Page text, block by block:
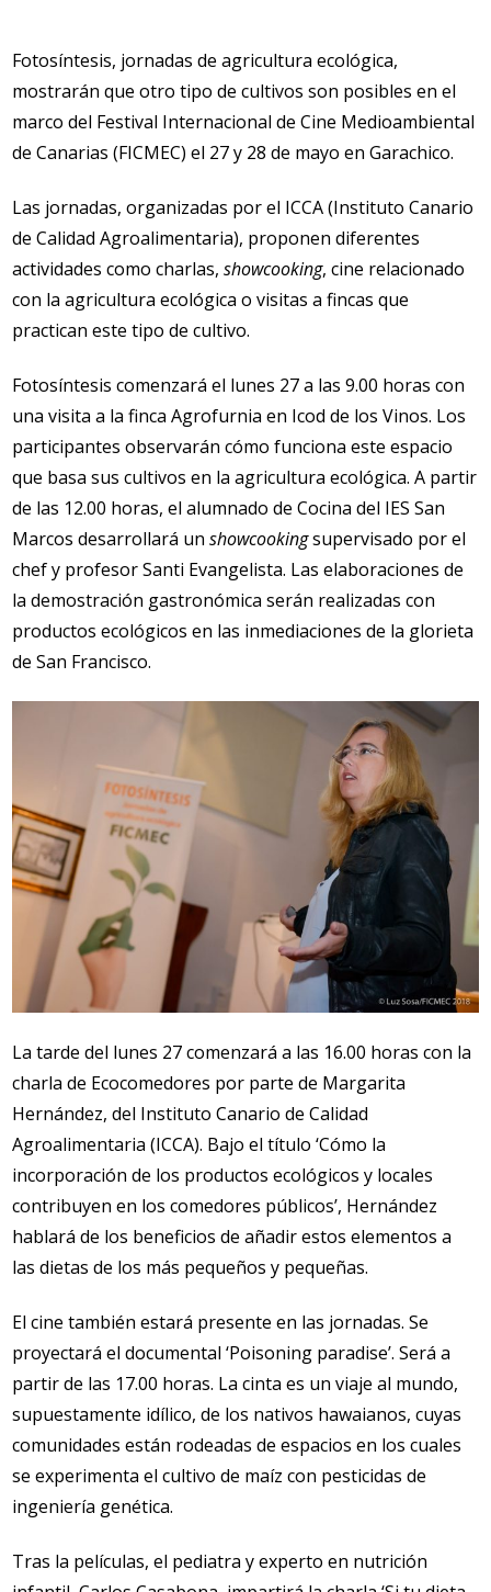
Fotosíntesis, jornadas de agricultura ecológica,
mostrarán que otro tipo de cultivos son posibles en el
marco del Festival Internacional de Cine Medioambiental
de Canarias (FICMEC) el 27 y 28 de mayo en Garachico.
Las jornadas, organizadas por el ICCA (Instituto Canario
de Calidad Agroalimentaria), proponen diferentes
actividades como charlas,showcooking, cine relacionado
con la agricultura ecológica o visitas a fincas que
practican este tipo de cultivo.
Fotosíntesis comenzará el lunes 27 a las 9.00 horas con
una visita a la finca Agrofurnia en Icod de los Vinos. Los
participantes observarán cómo funciona este espacio
que basa sus cultivos en la agricultura ecológica. A partir
de las 12.00 horas, el alumnado de Cocina del IES San
Marcos desarrollará unshowcookingsupervisado por el
chef y profesor Santi Evangelista. Las elaboraciones de
la demostración gastronómica serán realizadas con
productos ecológicos en las inmediaciones de la glorieta
de San Francisco.
La tarde del lunes 27 comenzará a las 16.00 horas con la
charla de Ecocomedores por parte de Margarita
Hernández, del Instituto Canario de Calidad
Agroalimentaria (ICCA). Bajo el título ‘Cómo la
incorporación de los productos ecológicos y locales
contribuyen en los comedores públicos’, Hernández
hablará de los beneficios de añadir estos elementos a
las dietas de los más pequeños y pequeñas.
El cine también estará presente en las jornadas. Se
proyectará el documental ‘Poisoning paradise’. Será a
partir de las 17.00 horas. La cinta es un viaje al mundo,
supuestamente idílico, de los nativos hawaianos, cuyas
comunidades están rodeadas de espacios en los cuales
se experimenta el cultivo de maíz con pesticidas de
ingeniería genética.
Tras la películas, el pediatra y experto en nutrición